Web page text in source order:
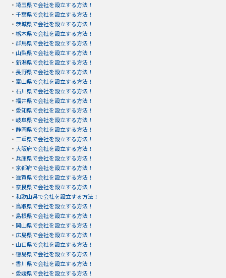
・ 埼玉県で会社を設立する方法！
・ 千葉県で会社を設立する方法！
・ 茨城県で会社を設立する方法！
・ 栃木県で会社を設立する方法！
・ 群馬県で会社を設立する方法！
・ 山梨県で会社を設立する方法！
・ 新潟県で会社を設立する方法！
・ 長野県で会社を設立する方法！
・ 富山県で会社を設立する方法！
・ 石川県で会社を設立する方法！
・ 福井県で会社を設立する方法！
・ 愛知県で会社を設立する方法！
・ 岐阜県で会社を設立する方法！
・ 静岡県で会社を設立する方法！
・ 三重県で会社を設立する方法！
・ 大阪府で会社を設立する方法！
・ 兵庫県で会社を設立する方法！
・ 京都府で会社を設立する方法！
・ 滋賀県で会社を設立する方法！
・ 奈良県で会社を設立する方法！
・ 和歌山県で会社を設立する方法！
・ 鳥取県で会社を設立する方法！
・ 島根県で会社を設立する方法！
・ 岡山県で会社を設立する方法！
・ 広島県で会社を設立する方法！
・ 山口県で会社を設立する方法！
・ 徳島県で会社を設立する方法！
・ 香川県で会社を設立する方法！
・ 愛媛県で会社を設立する方法！